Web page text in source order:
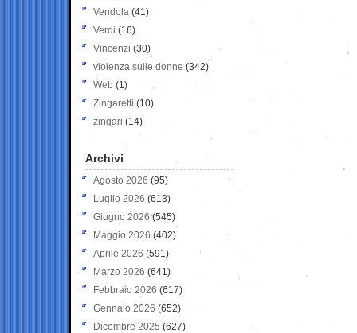
Vendola (41)
Verdi (16)
Vincenzi (30)
violenza sulle donne (342)
Web (1)
Zingaretti (10)
zingari (14)
Archivi
Agosto 2026 (95)
Luglio 2026 (613)
Giugno 2026 (545)
Maggio 2026 (402)
Aprile 2026 (591)
Marzo 2026 (641)
Febbraio 2026 (617)
Gennaio 2026 (652)
Dicembre 2025 (627)